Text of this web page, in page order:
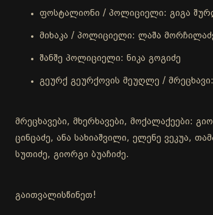
ფოსტალიონი / პოლიციელი: გიგა
მიხაკა / პოლიციელი: ლაშა
შანშე პოლიციელი: ნიკა გოგიძე
გეურქ გეურქოვის მეუღლე /
მრეცხავები, მხერხავები, მოქალაქეები:
ცინცაძე, ანა სახიაშვილი, ელენე ვეკუა,
სუთიძე, გიორგი ბუაჩიძე.
გაითვალისწინეთ!